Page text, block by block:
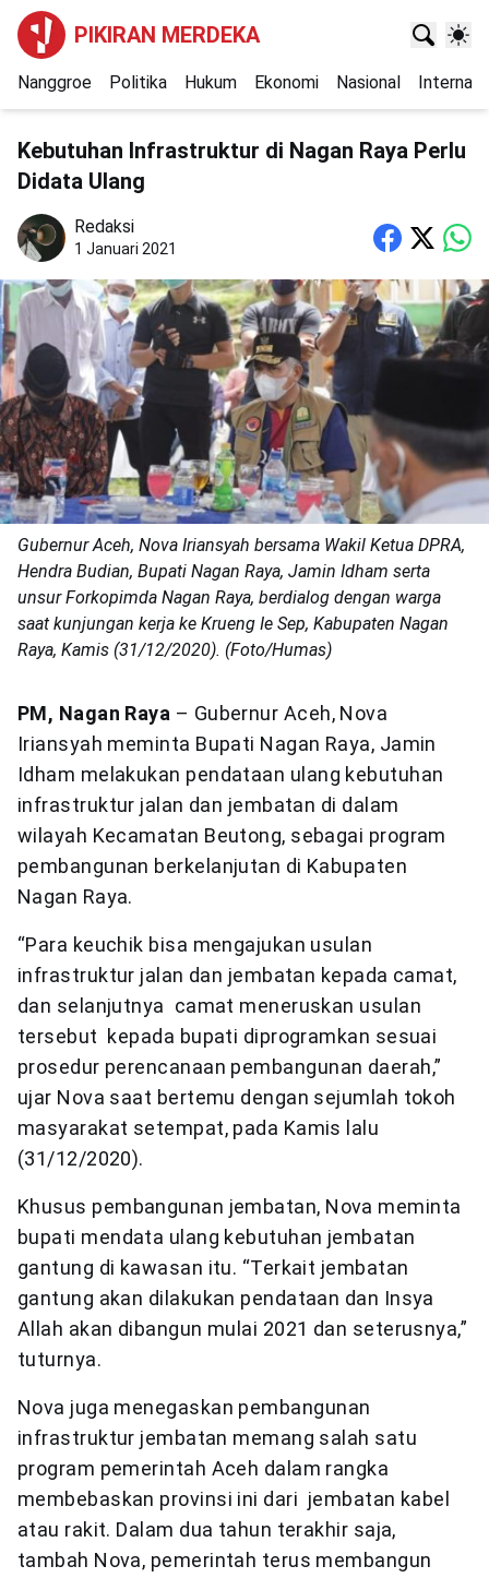
PIKIRAN MERDEKA
Nanggroe Politika Hukum Ekonomi Nasional
Kebutuhan Infrastruktur di Nagan Raya Perlu
Didata Ulang
Redaksi
1 Januari 2021
Gubernur Aceh, Nova Iriansyah bersama Wakil Ketua DPRA,
Hendra Budian, Bupati Nagan Raya, Jamin Idham serta
unsur Forkopimda Nagan Raya, berdialog dengan warga
saat kunjungan kerja ke Krueng Ie Sep, Kabupaten Nagan
Raya, Kamis (31/12/2020). (Foto/Humas)
PM, Nagan Raya – Gubernur Aceh, Nova
Iriansyah meminta Bupati Nagan Raya, Jamin
Idham melakukan pendataan ulang kebutuhan
infrastruktur jalan dan jembatan di dalam
wilayah Kecamatan Beutong, sebagai program
pembangunan berkelanjutan di Kabupaten
Nagan Raya.
“Para keuchik bisa mengajukan usulan
infrastruktur jalan dan jembatan kepada camat,
dan selanjutnya camat meneruskan usulan
tersebut kepada bupati diprogramkan sesuai
prosedur perencanaan pembangunan daerah,”
ujar Nova saat bertemu dengan sejumlah tokoh
masyarakat setempat, pada Kamis lalu
(31/12/2020).
Khusus pembangunan jembatan, Nova meminta
bupati mendata ulang kebutuhan jembatan
gantung di kawasan itu. “Terkait jembatan
gantung akan dilakukan pendataan dan Insya
Allah akan dibangun mulai 2021 dan seterusnya,”
tuturnya.
Nova juga menegaskan pembangunan
infrastruktur jembatan memang salah satu
program pemerintah Aceh dalam rangka
membebaskan provinsi ini dari jembatan kabel
atau rakit. Dalam dua tahun terakhir saja,
tambah Nova, pemerintah terus membangun